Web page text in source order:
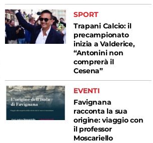
SPORT
Trapani Calcio: il
precampionato
inizia a Valderice,
“Antonini non
comprerà il
Cesena”
EVENTI
Favignana
racconta la sua
origine: viaggio con
il professor
Moscariello